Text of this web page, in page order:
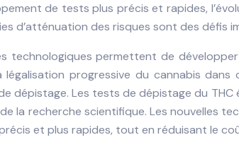
de tests plus précis et rapides,
d’atténuation des risques sont des défis
technologiques permettent de
légalisation progressive du cannabis
dépistage. Les tests de dépistage du
la recherche scientifique. Les nouvelles
et plus rapides, tout en réduisant le